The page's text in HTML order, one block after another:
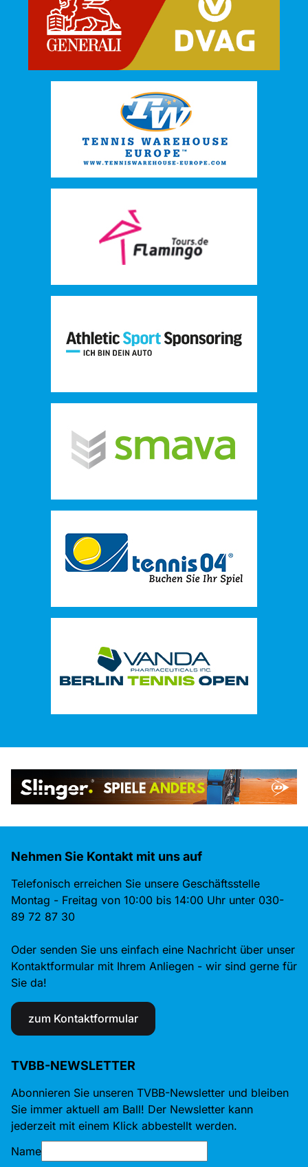
Nehmen Sie Kontakt mit uns auf
Telefonisch erreichen Sie unsere Geschäftsstelle
Montag - Freitag von 10:00 bis 14:00 Uhr unter 030-
89 72 87 30
Oder senden Sie uns einfach eine Nachricht über unser
Kontaktformular mit Ihrem Anliegen - wir sind gerne für
Sie da!
zum Kontaktformular
TVBB-NEWSLETTER
Abonnieren Sie unseren TVBB-Newsletter und bleiben
Sie immer aktuell am Ball! Der Newsletter kann
jederzeit mit einem Klick abbestellt werden.
Name